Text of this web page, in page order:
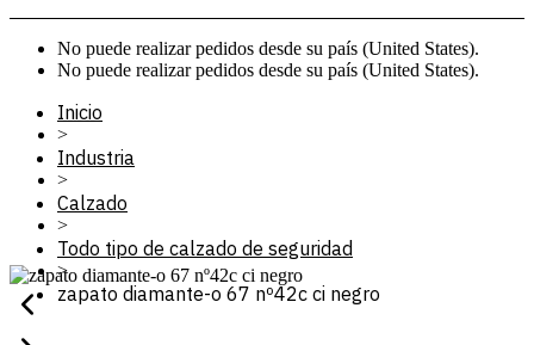
No puede realizar pedidos desde su país (United States).
No puede realizar pedidos desde su país (United States).
Inicio
>
Industria
>
Calzado
>
Todo tipo de calzado de seguridad
>
zapato diamante-o 67 nº42c ci negro